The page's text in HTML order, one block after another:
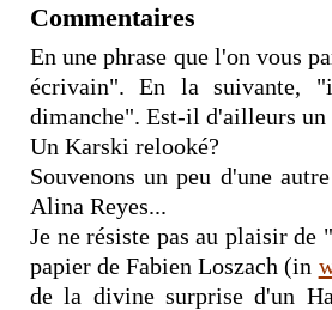
Commentaires
En une phrase que l'on vous
écrivain". En la suivante,
dimanche". Est-il d'ailleurs un
Un Karski relooké?
Souvenons un peu d'une
Alina Reyes...
Je ne résiste pas au plaisir
papier de Fabien Loszach (in
de la divine surprise d'un